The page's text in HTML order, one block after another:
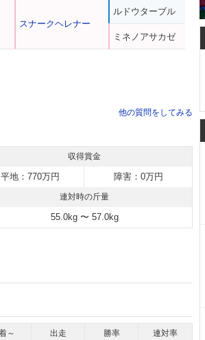
スナークヘレナー
ルドウターブル
ミネノアサカゼ
他の質問をしてみる
収得賞金
平地：770万円 障害：0万円
連対時の斤量
55.0kg 〜 57.0kg
～ 出走 勝率 連対率